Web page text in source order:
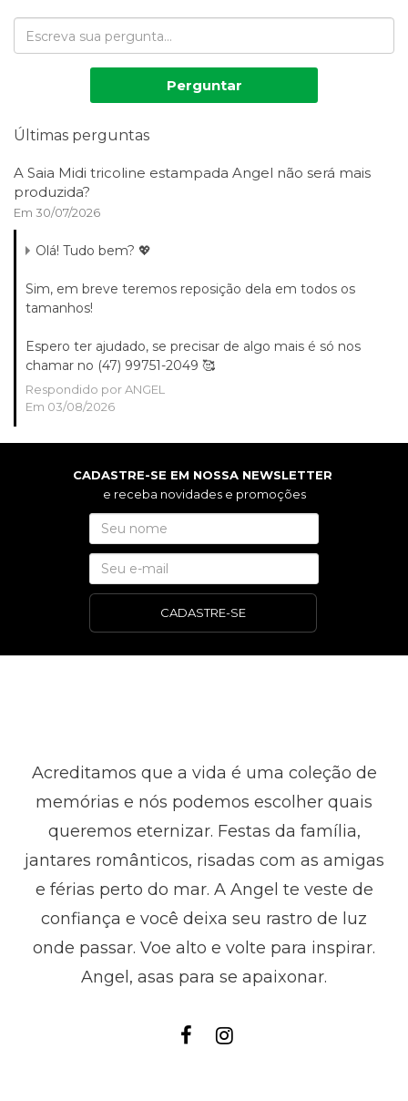
Perguntar
Últimas perguntas
A Saia Midi tricoline estampada Angel não será mais
produzida?
Em 30/07/2026
Olá! Tudo bem? 💖
Sim, em breve teremos reposição dela em todos os
tamanhos!
Espero ter ajudado, se precisar de algo mais é só nos
chamar no (47) 99751-2049 🥰
Respondido por ANGEL
Em 03/08/2026
CADASTRE-SE EM NOSSA NEWSLETTER
e receba novidades e promoções
CADASTRE-SE
Acreditamos que a vida é uma coleção de
memórias e nós podemos escolher quais
queremos eternizar. Festas da família,
jantares românticos, risadas com as amigas
e férias perto do mar. A Angel te veste de
confiança e você deixa seu rastro de luz
onde passar. Voe alto e volte para inspirar.
Angel, asas para se apaixonar.